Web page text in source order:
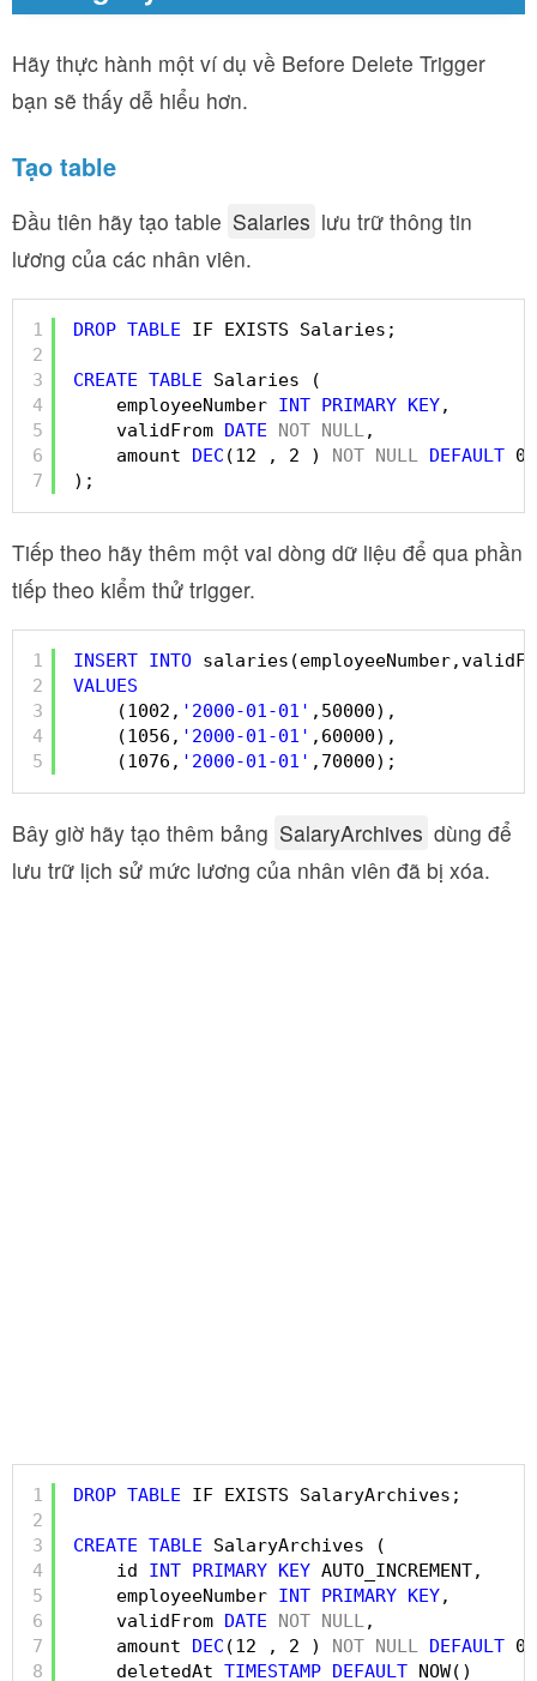
Hãy thực hành một ví dụ về Before Delete Trigger
bạn sẽ thấy dễ hiểu hơn.
Tạo table
Đầu tiên hãy tạo table Salaries lưu trữ thông tin
lương của các nhân viên.
1
2
3
4
5
6
7
DROP TABLE IF EXISTS Salaries;
CREATE TABLE
Salaries (
employeeNumber INT PRIMARY KEY,
validFrom DATE NOT NULL,
amount DEC (12 , 2 ) NOT NULL DEFAULT 0
);
Tiếp theo hãy thêm một vai dòng dữ liệu để qua phần
tiếp theo kiểm thử trigger.
1
2
3
4
5
INSERT INTO
VALUES
(1002, '2000-01-01' ,50000),
(1056, '2000-01-01' ,60000),
(1076, '2000-01-01' ,70000);
Bây giờ hãy tạo thêm bảng SalaryArchives dùng để
lưu trữ lịch sử mức lương của nhân viên đã bị xóa.
1
2
3
4
5
6
7
8
DROP TABLE IF EXISTS SalaryArchives;
CREATE TABLE
SalaryArchives (
id INT PRIMARY KEY AUTO_INCREMENT,
employeeNumber INT PRIMARY KEY,
validFrom
DATE NOT NULL,
amount
DEC (12 , 2 ) NOT NULL DEFAULT 0,
deletedAt TIMESTAMP DEFAULT NOW()